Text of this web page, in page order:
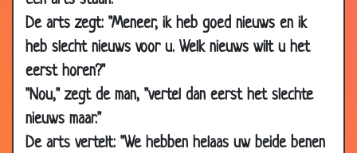
De arts zegt: "Meneer, ik heb goed nieuws en ik
heb slecht nieuws voor u. Welk nieuws wilt u het
eerst horen?"
"Nou," zegt de man, "vertel dan eerst het slechte
nieuws maar."
De arts vertelt: "We hebben helaas uw beide benen
17 Sep 2012 Gynaecoloog
3.35
15 Sep 2012
Tweede opinie
3.40
05 Sep 2011
Nachtmerrie
22 Jun 2011
Komt een vrouw bij de dokter
3.25